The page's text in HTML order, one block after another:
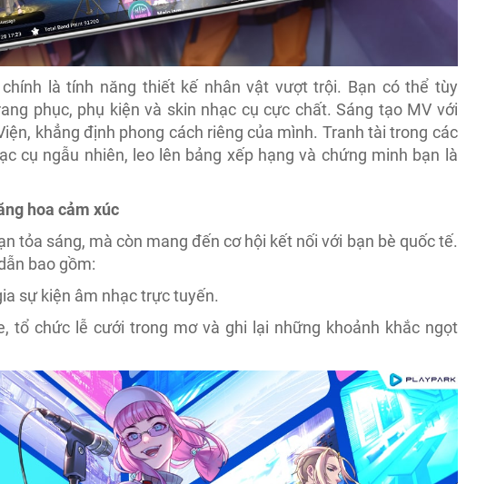
là tính năng thiết kế nhân vật vượt trội. Bạn có thể tùy
phục, phụ kiện và skin nhạc cụ cực chất. Sáng tạo MV với
khẳng định phong cách riêng của mình. Tranh tài trong các
cụ ngẫu nhiên, leo lên bảng xếp hạng và chứng minh bạn là
hoa cảm xúc
tỏa sáng, mà còn mang đến cơ hội kết nối với bạn bè quốc tế.
bao gồm:
sự kiện âm nhạc trực tuyến.
tổ chức lễ cưới trong mơ và ghi lại những khoảnh khắc ngọt